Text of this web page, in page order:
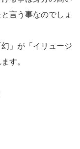
言う事なのでしょ
」が「イリュージ
す。